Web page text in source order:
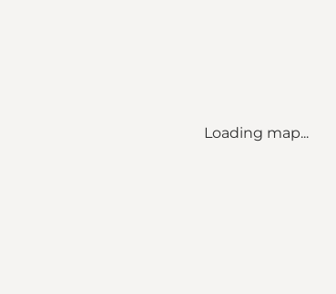
Loading map...